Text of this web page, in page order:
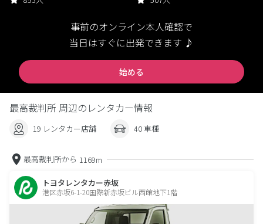
事前のオンライン本人確認で
当日はすぐに出発できます ♪
始める
最高裁判所 周辺のレンタカー情報
19 レンタカー店舗 40 車種
最高裁判所から 1169m
トヨタレンタカー赤坂
港区赤坂6-1-20国際新赤坂ビル西館地下1階